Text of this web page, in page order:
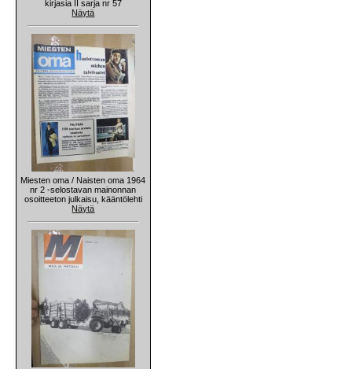
kirjasia II sarja nr 57
Näytä
Miesten oma / Naisten oma 1964
nr 2 -selostavan mainonnan
osoitteeton julkaisu, kääntölehti
Näytä